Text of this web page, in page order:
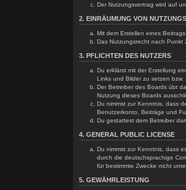
Der Nutzungsvertrag wird auf
2. EINRÄUMUNG VON
Mit dem Erstellen eines
Das Nutzungsrecht nach Punkt
3. PFLICHTEN DES NUTZERS
Du erklärst mit der Erstellung
Links und Bilder zu setzen bzw.
Der Betreiber des Boards übt
Nutzung dieses Boards
Du nimmst zur Kenntnis, dass
Benutzerkonto, Beiträge und
Du gestattest dem Betreiber
4. GENERAL PUBLIC LICENSE
Du nimmst zur Kenntnis, dass
durch die deutschsprachige
für bestimmte Zwecke nicht
5. GEWÄHRLEISTUNG